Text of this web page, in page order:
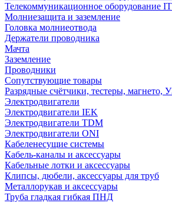
Телекоммуникационное оборудование
Молниезащита и заземление
Головка молниеотвода
Держатели проводника
Мачта
Заземление
Проводники
Сопутствующие товары
Разрядные счётчики, тестеры, магнето,
Электродвигатели
Электродвигатели IEK
Электродвигатели TDM
Электродвигатели ONI
Кабеленесущие системы
Кабель-каналы и аксессуары
Кабельные лотки и аксессуары
Клипсы, дюбели, аксессуары для труб
Металлорукав и аксессуары
Труба гладкая гибкая ПНД